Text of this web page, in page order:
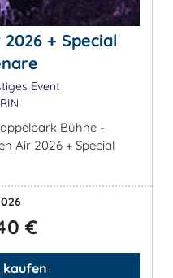
+ Special
Event
Bühne -
Air 2026 + Special
€
kaufen